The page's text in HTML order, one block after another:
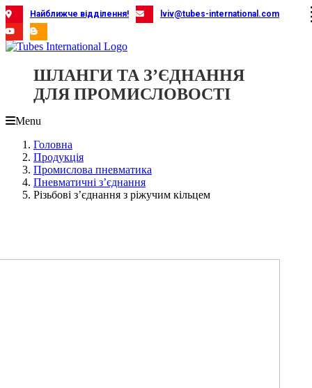
Skip
to
content
Найближче відділення! lviv@tubes-international.com
ШЛАНГИ ТА З’ЄДНАННЯ
ДЛЯ ПРОМИСЛОВОСТІ
Menu
Головна
Продукція
Промислова пневматика
Пневматичні з’єднання
Різьбові з’єднання з ріжучим кільцем